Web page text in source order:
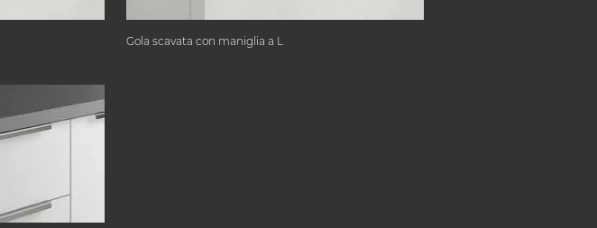
Gola scavata con maniglia a L